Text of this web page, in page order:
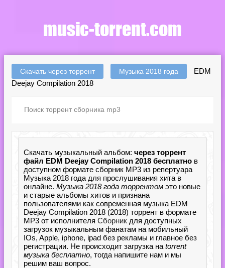
Скачать через торрент Музыка 2018 года
EDM
Deejay Compilation 2018
Скачать музыкальный альбом: через торрент
файл EDM Deejay Compilation 2018 бесплатно в
доступном формате сборник MP3 из репертуара
Музыка 2018 года для прослушивания хита в
онлайне. Музыка 2018 года торрентом это новые
и старые альбомы хитов и признана
пользователями как современная музыка EDM
Deejay Compilation 2018 (2018) торрент в формате
MP3 от исполнителя Сборник для доступных
загрузок музыкальным фанатам на мобильный
IOs, Apple, iphone, ipad без рекламы и главное без
регистрации. Не происходит загрузка на torrent
музыка бесплатно, тогда напишите нам и мы
решим ваш вопрос.